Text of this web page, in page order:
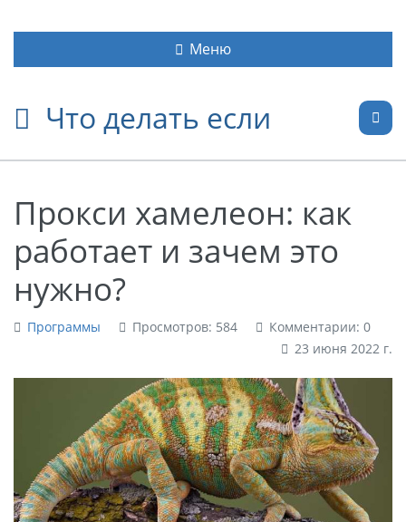
Что делать если
Меню
Прокси хамелеон: как
работает и зачем это
нужно?
Программы Просмотров: 584
Комментарии: 0
23 июня 2022 г.